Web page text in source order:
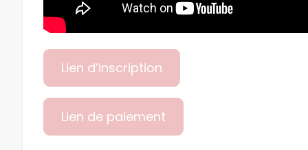
Lien d’inscription
Lien de paiement